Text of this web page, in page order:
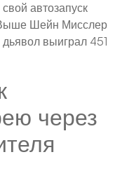
автозапуск
Шейн Мисслер
выиграл 451
через